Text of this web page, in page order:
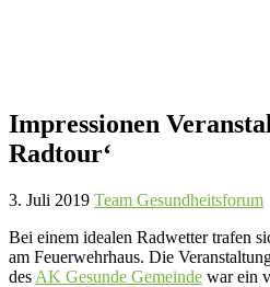
Impressionen
Radtour‘
3. Juli 2019 Team Gesundheitsforum
Bei einem idealen Radwetter trafen
am Feuerwehrhaus. Die
des AK Gesunde Gemeinde war ein